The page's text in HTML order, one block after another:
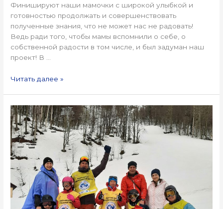
Финишируют наши мамочки с широкой улыбкой и
готовностью продолжать и совершенствовать
полученные знания, что не может нас не радовать!
Ведь ради того, чтобы мамы вспомнили о себе, о
собственной радости в том числе, и был задуман наш
проект! В …
Читать далее »
Завершающая
неделя!